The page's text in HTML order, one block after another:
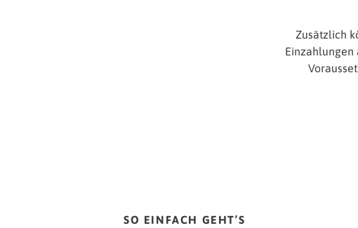
Zusätzlich
Einzahlungen
SO EINFACH GEHT’S